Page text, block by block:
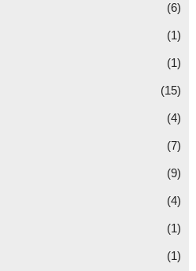
(6)
(1)
(1)
(15)
(4)
(7)
(9)
(4)
(1)
(1)